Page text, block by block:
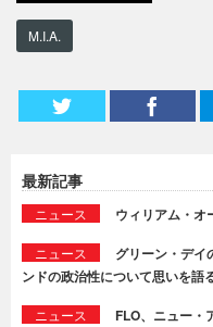
M.I.A.
最新記事
ニュース ウィリアム・オ
ニュース
グリーン・デイ
ンドの政治性について思いを語
ニュース
FLO、ニュー・